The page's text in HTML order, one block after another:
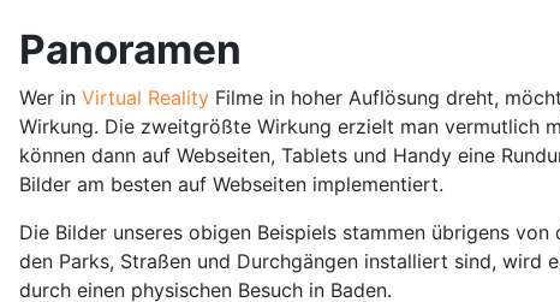
Panoramen
Wer in Virtual Reality Filme in hoher Auflösung dreht,
Wirkung. Die zweitgrößte Wirkung erzielt man vermutlich
können dann auf Webseiten, Tablets und Handy eine
Bilder am besten auf Webseiten implementiert.
Die Bilder unseres obigen Beispiels stammen übrigens
den Parks, Straßen und Durchgängen installiert sind, wird
durch einen physischen Besuch in Baden.